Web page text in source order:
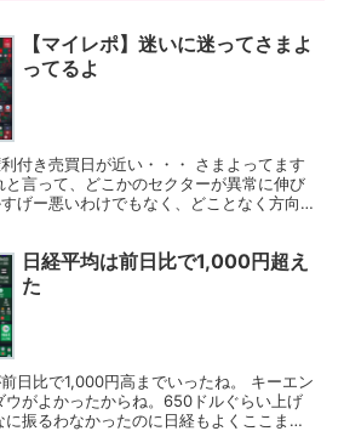
【マイレポ】迷いに迷ってさまよ
ってるよ
付き売買日が近い・・・ さまよってます
と言って、どこかのセクターが異常に伸び
げー悪いわけでもなく、どことなく方向感
日経平均は前日比で1,000円超え
た
日比で1,000円高までいったね。 キーエン
ウがよかったからね。650ドルぐらい上げ
振るわなかったのに日経もよくここまで